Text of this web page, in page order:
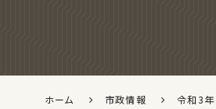
ホーム 市政情報 令和3年